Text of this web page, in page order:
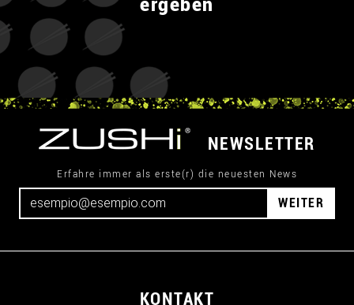
ergeben
NEWSLETTER
Erfahre immer als erste(r) die neuesten News
WEITER
KONTAKT